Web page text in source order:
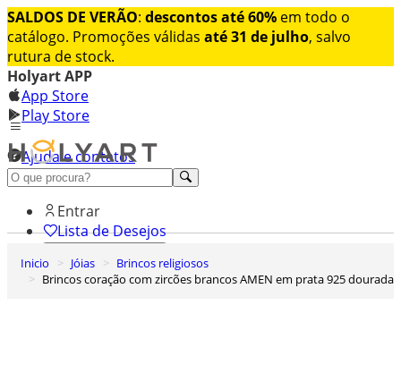
SALDOS DE VERÃO: descontos até 60% em todo o
catálogo. Promoções válidas até 31 de julho, salvo
rutura de stock.
Holyart APP
App Store
Play Store
Ajuda e contatos
Conheça premium
Entrar
Lista de Desejos
0
Carrinho de Compras
Inicio Jóias
Brincos religiosos
Brincos coração com zircões brancos AMEN em prata 925 dourada